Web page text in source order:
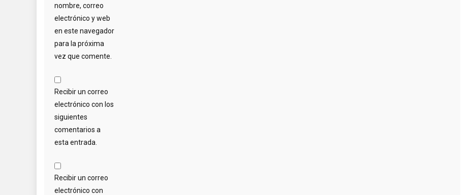
nombre, correo
electrónico y web
en este navegador
para la próxima
vez que comente.
Recibir un correo
electrónico con los
siguientes
comentarios a
esta entrada.
Recibir un correo
electrónico con